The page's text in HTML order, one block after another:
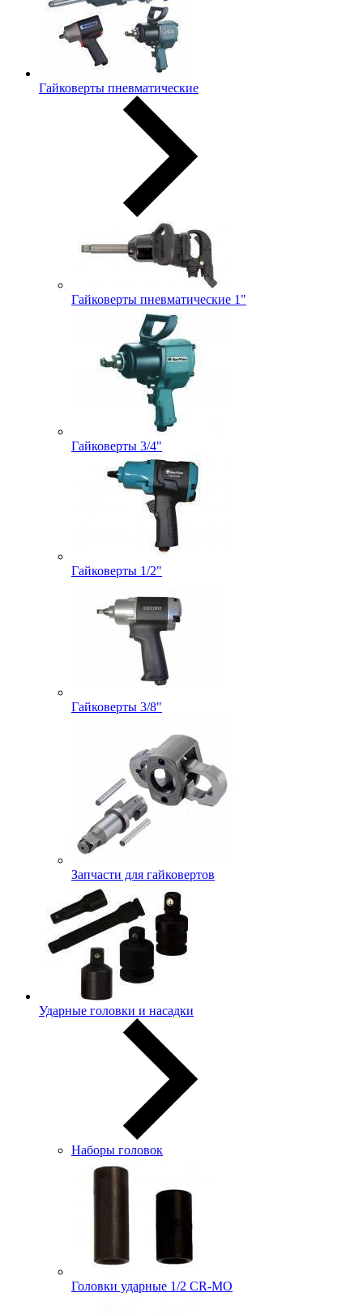
Гайковерты пневматические
Гайковерты пневматические 1"
Гайковерты 3/4"
Гайковерты 1/2"
Гайковерты 3/8"
Запчасти для гайковертов
Ударные головки и насадки
Наборы головок
Головки ударные 1/2 CR-MO